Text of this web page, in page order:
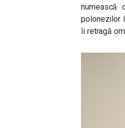
numească
polonezilor
îi retragă